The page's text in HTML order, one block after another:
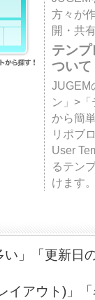
方々が
開・共
テン
ついて
JUGEM
ン」>
から簡
リポブ
User
るテン
けます
い」「更新日
イアウト)」